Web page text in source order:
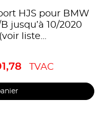
HJS pour BMW
jusqu’à 10/2020
liste
TVAC